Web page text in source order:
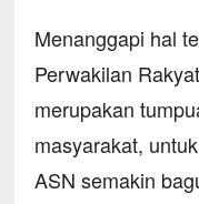
Menanggapi hal
Perwakilan
merupakan
masyarakat,
ASN semakin